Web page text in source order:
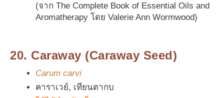
(จาก The Complete Book of Essential Oils and
Aromatherapy โดย Valerie Ann Wormwood)
20. Caraway (Caraway Seed)
Carum carvi
คาราเวย์, เทียนตากบ